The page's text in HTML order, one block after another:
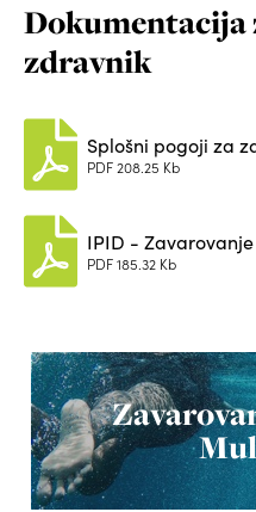
Dokumentacija
zdravnik
Splošni pogoji za
PDF208.25 Kb
IPID -
PDF185.32 Kb